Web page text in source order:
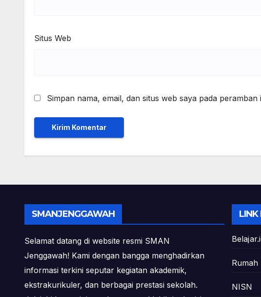
Situs Web
Simpan nama, email, dan situs web saya pada
SMANJENGGAWAH
Selamat datang di website resmi SMAN
Jenggawah! Kami dengan bangga menghadirkan
informasi terkini seputar kegiatan akademik,
ekstrakurikuler, dan berbagai prestasi sekolah.
LINK
Rumah
NISN